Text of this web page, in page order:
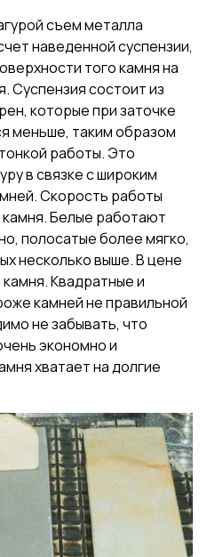
съем металла
наведенной суспензии,
того камня на
Суспензия состоит из
которые при заточке
меньше, таким образом
работы. Это
в связке с широким
Скорость работы
камня. Белые работают
полосатые более мягко,
несколько выше. В цене
Квадратные и
камней не правильной
не забывать, что
экономно и
хватает на долгие